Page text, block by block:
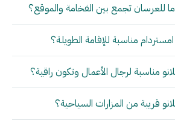
للعرسان تجمع بين الفخامة والموقع؟
مناسبة للإقامة الطويلة؟
مناسبة لرجال الأعمال وتكون راقية؟
قريبة من المزارات السياحية؟